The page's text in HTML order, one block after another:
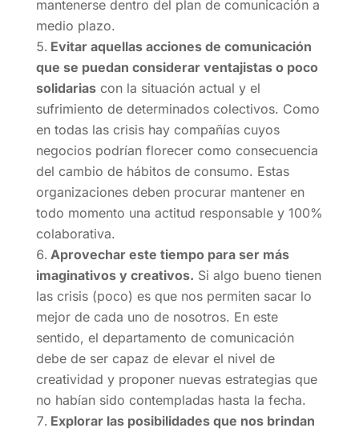
mantenerse dentro del plan de comunicación a
medio plazo.
Evitar aquellas acciones de comunicación
que se puedan considerar ventajistas o poco
solidariascon la situación actual y el
sufrimiento de determinados colectivos. Como
en todas las crisis hay compañías cuyos
negocios podrían florecer como consecuencia
del cambio de hábitos de consumo. Estas
organizaciones deben procurar mantener en
todo momento una actitud responsable y 100%
colaborativa.
Aprovechar este tiempo para ser más
imaginativos y creativos. Si algo bueno tienen
las crisis (poco) es que nos permiten sacar lo
mejor de cada uno de nosotros. En este
sentido, el departamento de comunicación
debe de ser capaz de elevar el nivel de
creatividad y proponer nuevas estrategias que
no habían sido contempladas hasta la fecha.
Explorar las posibilidades que nos brindan